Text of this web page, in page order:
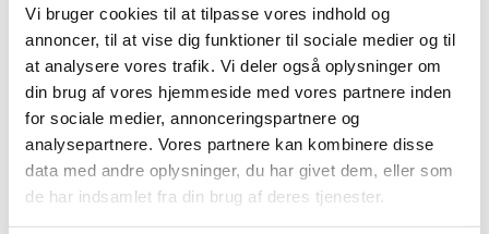
Vi bruger cookies til at tilpasse vores indhold og
annoncer, til at vise dig funktioner til sociale medier og til
at analysere vores trafik. Vi deler også oplysninger om
din brug af vores hjemmeside med vores partnere inden
for sociale medier, annonceringspartnere og
analysepartnere. Vores partnere kan kombinere disse
data med andre oplysninger, du har givet dem, eller som
de har indsamlet fra din brug af deres tjenester.
2026 (25)
2025 (15)
2024 (21)
2023 (21)
2022 (11)
2021 (38)
2020 (19)
2019 (44)